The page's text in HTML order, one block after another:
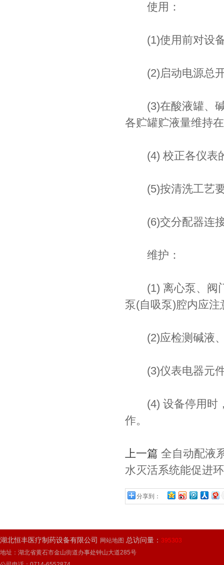
使用：
(1)使用前对设备
(2)启动电源总
(3)在酸液罐、碱
各贮罐贮液量维持
(4) 校正各仪表的
(5)按清洗工艺要
(6)交分配器连接
维护：
(1) 离心泵、阀门
泵(自吸泵)腔内应注
(2)应检测碱液、
(3)仪表电器元件
(4) 设备停用时，
作。
上一篇 全自动配液
水灭活系统能促进
分享到：
湖北恒丰医疗制药设备有限公司 网站地图 总访问量： 395303
地址：湖北省黄石市金山街道办事处钟山大道285号